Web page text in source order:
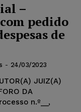
–
pedido
de
- 24/03/2023
JUIZ(A)
DA
n.º__,